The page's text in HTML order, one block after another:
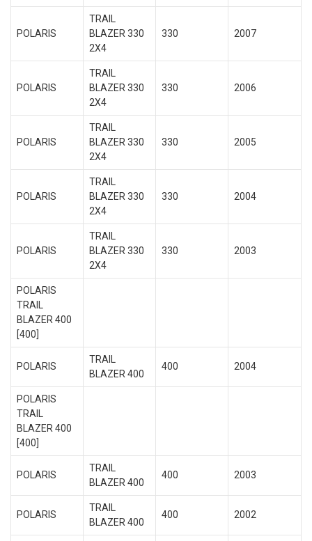
POLARIS
TRAIL
BLAZER 330
2X4
330 2007
POLARIS
TRAIL
BLAZER 330
2X4
330 2006
POLARIS
TRAIL
BLAZER 330
2X4
330 2005
POLARIS
TRAIL
BLAZER 330
2X4
330 2004
POLARIS
TRAIL
BLAZER 330
2X4
330 2003
POLARIS
TRAIL
BLAZER 400
[400]
POLARIS
TRAIL
BLAZER 400
400 2004
POLARIS
TRAIL
BLAZER 400
[400]
POLARIS
TRAIL
BLAZER 400
400 2003
POLARIS
TRAIL
BLAZER 400
400 2002